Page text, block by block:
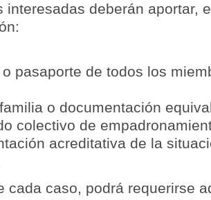
interesadas deberán aportar,
o pasaporte de todos los
o documentación
colectivo de
acreditativa de la
cada caso, podrá requerirse